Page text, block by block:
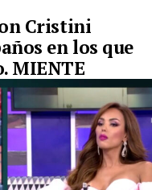
Cristini
en los que
MIENTE